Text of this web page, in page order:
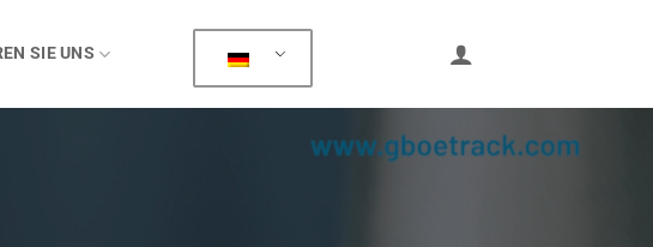
SIE UNS